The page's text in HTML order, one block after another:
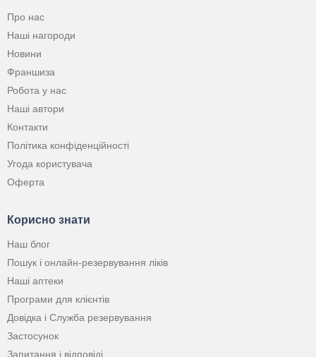
Про нас
Наші нагороди
Новини
Франшиза
Робота у нас
Наші автори
Контакти
Політика конфіденційності
Угода користувача
Оферта
Корисно знати
Наш блог
Пошук і онлайн-резервування ліків
Наші аптеки
Програми для клієнтів
Довідка і Служба резервування
Застосунок
Запитання і відповіді